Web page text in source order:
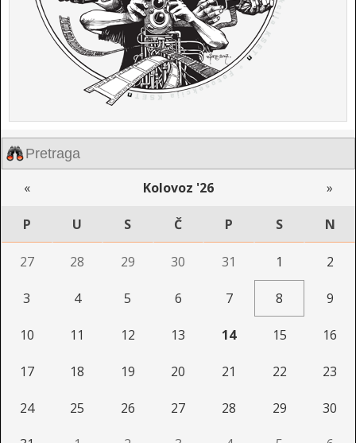
« Kolovoz '26 »
P U S Č P S N
27 28 29 30 31 1 2
3 4 5 6 7 8 9
10 11 12 13 14 15 16
17 18 19 20 21 22 23
24 25 26 27 28 29 30